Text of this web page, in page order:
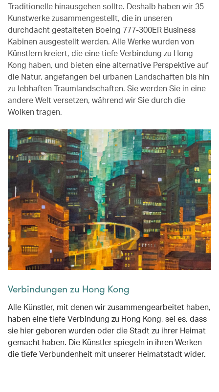
Traditionelle hinausgehen sollte. Deshalb haben wir 35
Kunstwerke zusammengestellt, die in unseren
durchdacht gestalteten Boeing 777-300ER Business
Kabinen ausgestellt werden. Alle Werke wurden von
Künstlern kreiert, die eine tiefe Verbindung zu Hong
Kong haben, und bieten eine alternative Perspektive auf
die Natur, angefangen bei urbanen Landschaften bis hin
zu lebhaften Traumlandschaften. Sie werden Sie in eine
andere Welt versetzen, während wir Sie durch die
Wolken tragen.
Verbindungen zu Hong Kong
Alle Künstler, mit denen wir zusammengearbeitet haben,
haben eine tiefe Verbindung zu Hong Kong, sei es, dass
sie hier geboren wurden oder die Stadt zu ihrer Heimat
gemacht haben. Die Künstler spiegeln in ihren Werken
die tiefe Verbundenheit mit unserer Heimatstadt wider.